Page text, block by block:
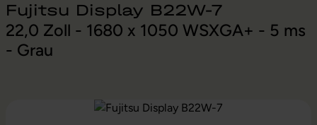
Fujitsu Display B22W-7
22,0 Zoll - 1680 x 1050 WSXGA+ - 5 ms
- Grau
Bildergalerie überspringen